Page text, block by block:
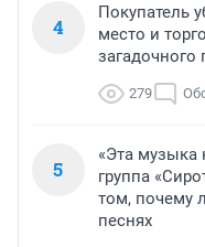
4
Покупатель
место и
загадочного
279
5
«Эта музыка
группа
том, почему
песнях